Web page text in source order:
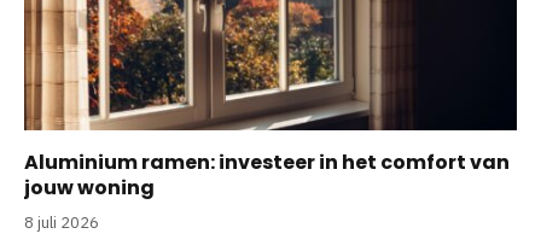
Aluminium ramen: investeer in het comfort van
jouw woning
8 juli 2026